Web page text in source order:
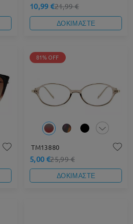
10,99 €21,99 €
ΔΟΚΙΜΑΣΤΕ
81% OFF
TM13880
5,00 €25,99 €
ΔΟΚΙΜΑΣΤΕ